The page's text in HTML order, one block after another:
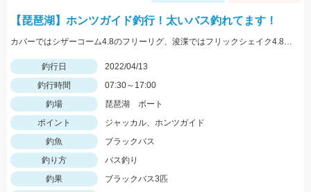
【琵琶湖】ホンツガイド釣行！太いバス釣れてます！
カバーではシザーコーム4.8のフリーリグ、浚渫ではフリックシェイク4.8のネコリグで釣れました！
釣行日
2022/04/13
釣行時間
07:30～17:00
釣場
琵琶湖 ボート
ポイント
ジャッカル、ホンツガイド
釣魚
ブラックバス
釣り方
バス釣り
釣果
ブラックバス3匹